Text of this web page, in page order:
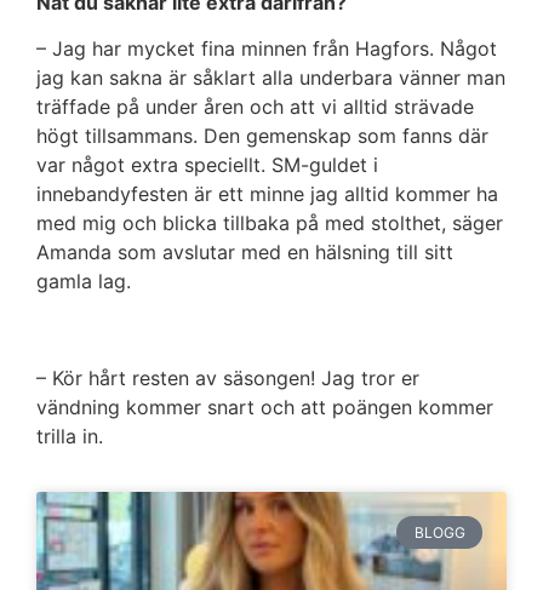
– Jag har mycket fina minnen från Hagfors. Något
jag kan sakna är såklart alla underbara vänner man
träffade på under åren och att vi alltid strävade
högt tillsammans. Den gemenskap som fanns där
var något extra speciellt. SM-guldet i
innebandyfesten är ett minne jag alltid kommer ha
med mig och blicka tillbaka på med stolthet, säger
Amanda som avslutar med en hälsning till sitt
gamla lag.
– Kör hårt resten av säsongen! Jag tror er
vändning kommer snart och att poängen kommer
trilla in.
BLOGG